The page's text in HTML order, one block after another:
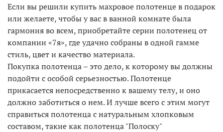
Если вы решили купить махровое полотенце в подарок
или желаете, чтобы у вас в ванной комнате была
гармония во всем, приобретайте серии полотенец от
компании «7я», где удачно собраны в одной гамме
стиль, цвет и качество материала.
Покупка полотенца – это дело, к которому вы должны
подойти с особой серьезностью. Полотенце
прикасается непосредственно к вашему телу, и оно
должно заботиться о нем. И лучше всего с этим могут
справиться полотенца с натуральным хлопковым
составом, такие как полотенца "Полоску"